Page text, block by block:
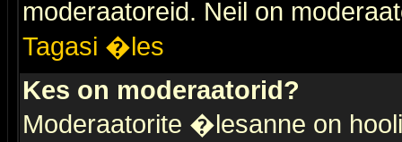
moderaatoreid. Neil on
Tagasi �les
Kes on moderaatorid?
Moderaatorite �lesanne on